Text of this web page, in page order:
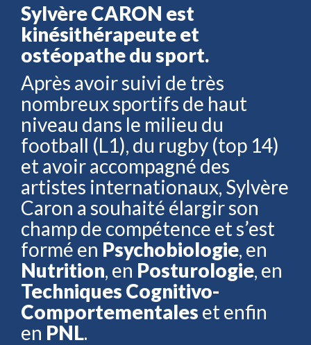
Sylvère CARON est
kinésithérapeute et
ostéopathe du sport.
Après avoir suivi de très
nombreux sportifs de haut
niveau dans le milieu du
football (L1), du rugby (top 14)
et avoir accompagné des
artistes internationaux, Sylvère
Caron a souhaité élargir son
champ de compétence et s’est
formé en Psychobiologie, en
Nutrition, en Posturologie, en
Techniques Cognitivo-
Comportementales et enfin
en PNL.